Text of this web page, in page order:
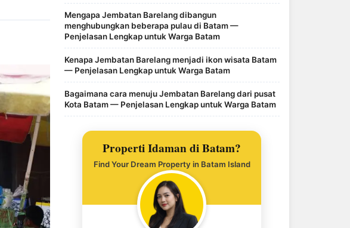
Mengapa Jembatan Barelang dibangun
menghubungkan beberapa pulau di Batam —
Penjelasan Lengkap untuk Warga Batam
Kenapa Jembatan Barelang menjadi ikon wisata Batam
— Penjelasan Lengkap untuk Warga Batam
Bagaimana cara menuju Jembatan Barelang dari pusat
Kota Batam — Penjelasan Lengkap untuk Warga Batam
Properti Idaman di Batam?
Find Your Dream Property in Batam Island